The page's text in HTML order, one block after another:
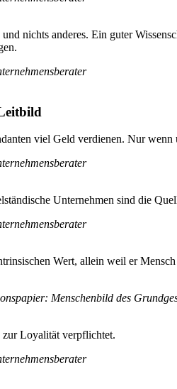
nichts anderes. Ein guter
viel Geld verdienen. Nur
Unternehmen sind die
Wert, allein weil er
Menschenbild des
zur Loyalität verpflichtet.